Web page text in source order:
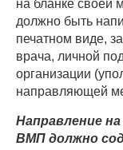
на бланке своей
должно быть
печатном виде,
врача, личной
организации
направляющей
Направление
ВМП должно